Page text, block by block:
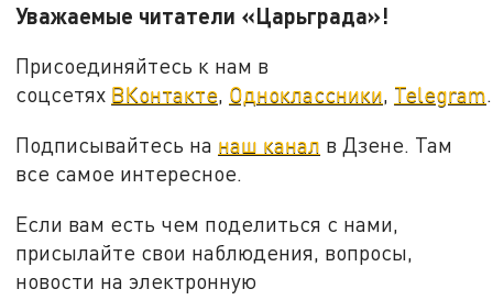
Уважаемые читатели «Царьграда»!
Присоединяйтесь к нам в
соцсетях ВКонтакте, Одноклассники, Telegram.
Подписывайтесь на наш канал в Дзене. Там
все самое интересное.
Если вам есть чем поделиться с нами,
присылайте свои наблюдения, вопросы,
новости на электронную